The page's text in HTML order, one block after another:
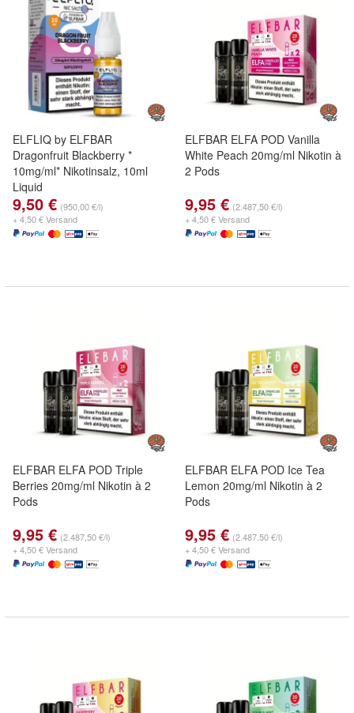
ELFLIQ by ELFBAR
Dragonfruit Blackberry *
10mg/ml* Nikotinsalz, 10ml
Liquid
9,50 € (950,00 €/l)
+ 4,50 € Versand
ELFBAR ELFA POD Vanilla
White Peach 20mg/ml Nikotin à
2 Pods
9,95 € (2.487,50 €/l)
+ 4,50 € Versand
ELFBAR ELFA POD Triple
Berries 20mg/ml Nikotin à 2
Pods
9,95 € (2.487,50 €/l)
+ 4,50 € Versand
ELFBAR ELFA POD Ice Tea
Lemon 20mg/ml Nikotin à 2
Pods
9,95 € (2.487,50 €/l)
+ 4,50 € Versand